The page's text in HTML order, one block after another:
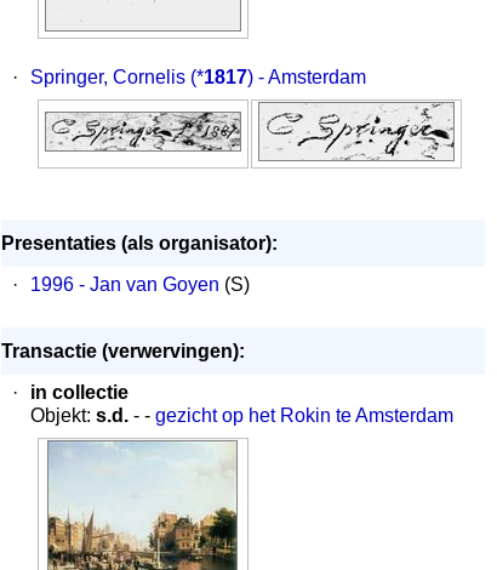
· Springer, Cornelis (*1817) - Amsterdam
Presentaties (als organisator):
·
1996 - Jan van Goyen (S)
Transactie (verwervingen):
·
in collectie
Objekt: s.d.- - gezicht op het Rokin te Amsterdam